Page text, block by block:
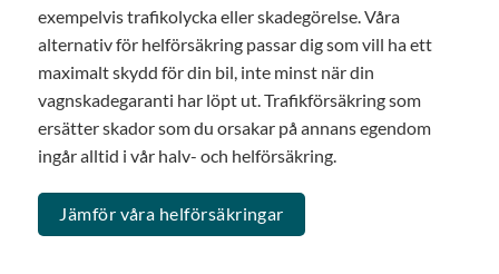
exempelvis trafikolycka eller skadegörelse. Våra
alternativ för helförsäkring passar dig som vill ha ett
maximalt skydd för din bil, inte minst när din
vagnskadegaranti har löpt ut. Trafikförsäkring som
ersätter skador som du orsakar på annans egendom
ingår alltid i vår halv- och helförsäkring.
Jämför våra helförsäkringar